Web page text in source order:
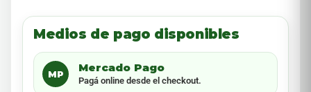
Medios de pago disponibles
MP
Mercado Pago
Pagá online desde el checkout.